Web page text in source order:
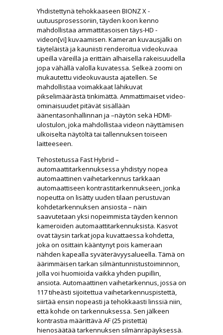
Yhdistettynä tehokkaaseen BIONZ X -
uutuusprosessoriin, täyden koon kenno
mahdollistaa ammattitasoisen täys-HD -
videon[vi] kuvaamisen. Kameran kuvausjälki on
täyteläistä ja kauniisti renderoitua videokuvaa
upeilla väreillä ja erittäin alhaisella rakeisuudella
jopa vähällä valolla kuvatessa. Selkeä zoomi on
mukautettu videokuvausta ajatellen. Se
mahdollistaa voimakkaat lähikuvat
pikselimäärästä tinkimättä. Ammattimaiset video-
ominaisuudet pitävät sisällään
äänentasonhallinnan ja –näytön sekä HDMI-
ulostulon, joka mahdollistaa videon näyttämisen
ulkoiselta näytöltä tai tallennuksen toiseen
laitteeseen.
Tehostetussa Fast Hybrid –
automaattitarkennuksessa yhdistyy nopea
automaattinen vaihetarkennus tarkkaan
automaattiseen kontrastitarkennukseen, jonka
nopeutta on lisätty uuden tilaan perustuvan
kohdetarkennuksen ansiosta – näin
saavutetaan yksi nopeimmista täyden kennon
kameroiden automaattitarkennuksista. Kasvot
ovat täysin tarkat jopa kuvattaessa kohdetta,
joka on osittain kääntynyt pois kameraan
nähden kapealla syväterävyysalueella. Tämä on
äärimmäisen tarkan silmäntunnistustoiminnon,
jolla voi huomioida vaikka yhden pupillin,
ansiota. Automaattinen vaihetarkennus, jossa on
117 tiheästi sijoitettua vaihetarkennuspistettä,
siirtää ensin nopeasti ja tehokkaasti linssiä niin,
että kohde on tarkennuksessa. Sen jälkeen
kontrastia määrittävä AF (25 pistettä)
hienosäätää tarkennuksen silmänräpäyksessä.